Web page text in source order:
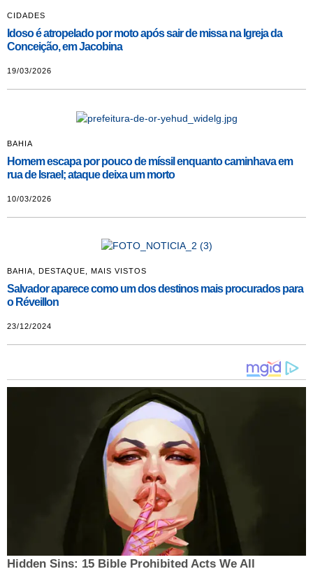
CIDADES
Idoso é atropelado por moto após sair de missa na Igreja da
Conceição, em Jacobina
19/03/2026
BAHIA
Homem escapa por pouco de míssil enquanto caminhava em
rua de Israel; ataque deixa um morto
10/03/2026
BAHIA DESTAQUE MAIS VISTOS
Salvador aparece como um dos destinos mais procurados para
o Réveillon
23/12/2024